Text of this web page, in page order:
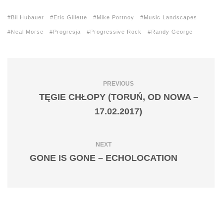
Bil Hubauer Eric Gillette Mike Portnoy Music Landscapes
Neal Morse Progresja Progressive Rock Randy George
PREVIOUS
TĘGIE CHŁOPY (TORUŃ, OD NOWA –
17.02.2017)
NEXT
GONE IS GONE – ECHOLOCATION